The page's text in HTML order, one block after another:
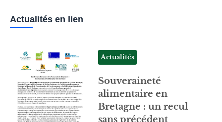
Actualités en lien
Souveraineté
alimentaire en
Bretagne : un recul
sans précédent
Actualités